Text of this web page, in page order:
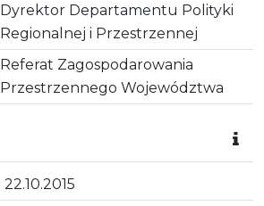
Dyrektor Departamentu Polityki
Regionalnej i Przestrzennej
Referat Zagospodarowania
Przestrzennego Województwa
22.10.2015